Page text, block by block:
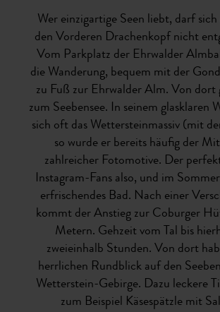
Wer einzigartige Seen liebt, darf
den Vorderen Drachenkopf nicht
Vom Parkplatz der Ehrwalder
die Wanderung, bequem mit der
zu Fuß zur Ehrwalder Alm. Von dort
zum Seebensee. In seinem glasklaren
sich oft das Wettersteinmassiv (mit
so wurde er bereits häufig der
zahlreicher Fotomotive. Der
Instagram-Fans also, und im
erfrischendes Bad. Nach einer
kommt der Anstieg zur Coburger
Metern. Gehzeit vom Tal bis
zweieinhalb Stunden. Von dort
herrlichen Rundblick auf den
Wetterstein-Gebirge. Dazu leckere
zum Beispiel Käsespätzle mit